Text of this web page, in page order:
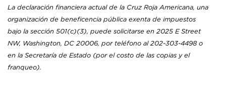
La declaración financiera actual de la Cruz Roja Americana, una
organización de beneficencia pública exenta de impuestos
bajo la sección 501(c)(3), puede solicitarse en 2025 E Street
NW, Washington, DC 20006, por teléfono al 202-303-4498 o
en la Secretaría de Estado (por el costo de las copias y el
franqueo).